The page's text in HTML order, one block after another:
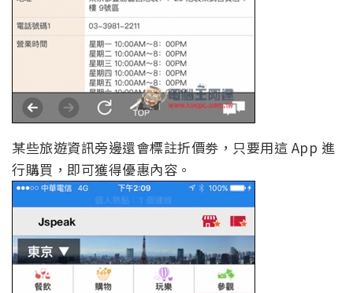
某些旅遊資訊旁邊還會標註折價劵，只要用這 App 進
行購買，即可獲得優惠內容。